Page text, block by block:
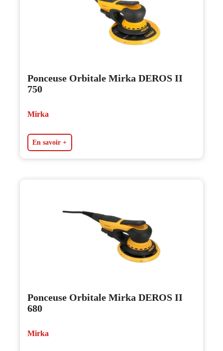
Ponceuse Orbitale Mirka DEROS II
750
Mirka
En savoir +
Ponceuse Orbitale Mirka DEROS II
680
Mirka